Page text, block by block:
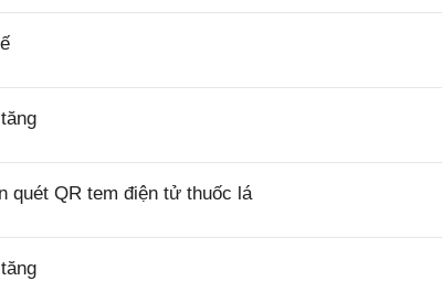
quét QR tem điện tử thuốc lá